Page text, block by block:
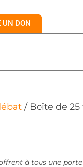
UN DON
/ Boîte de 25
à tous une porte